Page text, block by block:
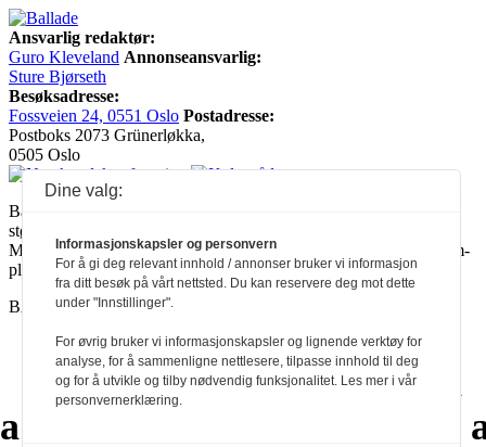
Ansvarlig redaktør:
Guro Kleveland Annonseansvarlig:
Sture Bjørseth
Besøksadresse:
Fossveien 24, 0551 Oslo Postadresse:
Postboks 2073 Grünerløkka,
0505 Oslo
Ballade mottar tilskudd fra Norsk kulturråd, i tillegg til økonomisk
støtte fra eierne NOPA, Norsk komponistforening og
Musikkforleggerne. Ballade drives etter Redaktør- og Vær Varsom-
plakaten.
BALLADE — NORGES MUSIKKMAGASIN
aa
aa
a
a
Dine valg:
Informasjonskapsler og personvern
For å gi deg relevant innhold / annonser bruker vi informasjon
fra ditt besøk på vårt nettsted. Du kan reservere deg mot dette
under "Innstillinger".
For øvrig bruker vi informasjonskapsler og lignende verktøy for
analyse, for å sammenligne nettlesere, tilpasse innhold til deg
og for å utvikle og tilby nødvendig funksjonalitet. Les mer i vår
personvernerklæring.